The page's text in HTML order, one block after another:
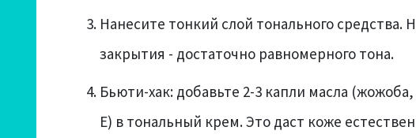
Нанесите тонкий слой тонального средства.
закрытия - достаточно равномерного тона.
Бьюти-хак: добавьте 2-3 капли масла
Е) в тональный крем. Это даст коже